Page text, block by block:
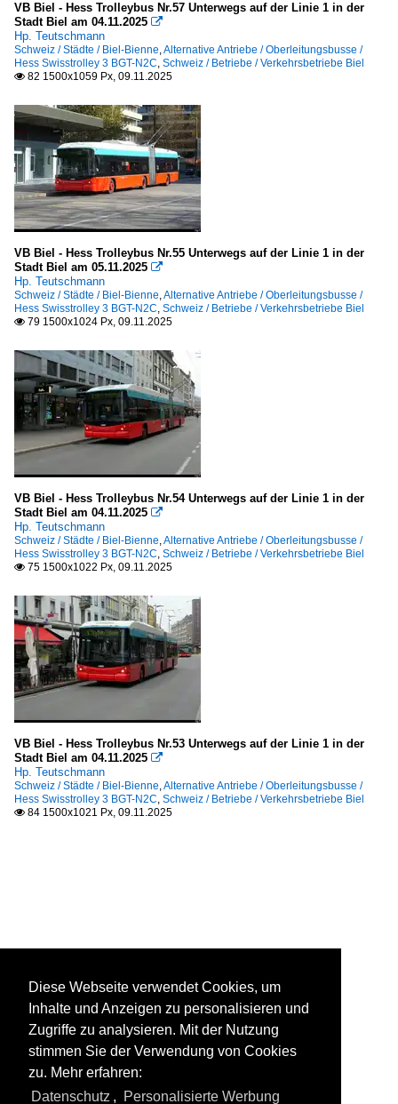
VB Biel - Hess Trolleybus Nr.57 Unterwegs auf der Linie 1 in der
Stadt Biel am 04.11.2025 
Hp. Teutschmann
Schweiz / Städte / Biel-Bienne,Alternative Antriebe / Oberleitungsbusse /
Hess Swisstrolley 3 BGT-N2C, Schweiz / Betriebe / Verkehrsbetriebe Biel
 82 1500x1059 Px, 09.11.2025
VB Biel - Hess Trolleybus Nr.55 Unterwegs auf der Linie 1 in der
Stadt Biel am 05.11.2025 
Hp. Teutschmann
Schweiz / Städte / Biel-Bienne,Alternative Antriebe / Oberleitungsbusse /
Hess Swisstrolley 3 BGT-N2C, Schweiz / Betriebe / Verkehrsbetriebe Biel
 79 1500x1024 Px, 09.11.2025
VB Biel - Hess Trolleybus Nr.54 Unterwegs auf der Linie 1 in der
Stadt Biel am 04.11.2025 
Hp. Teutschmann
Schweiz / Städte / Biel-Bienne,Alternative Antriebe / Oberleitungsbusse /
Hess Swisstrolley 3 BGT-N2C, Schweiz / Betriebe / Verkehrsbetriebe Biel
 75 1500x1022 Px, 09.11.2025
VB Biel - Hess Trolleybus Nr.53 Unterwegs auf der Linie 1 in der
Stadt Biel am 04.11.2025 
Hp. Teutschmann
Schweiz / Städte / Biel-Bienne,Alternative Antriebe / Oberleitungsbusse /
Hess Swisstrolley 3 BGT-N2C, Schweiz / Betriebe / Verkehrsbetriebe Biel
 84 1500x1021 Px, 09.11.2025
Diese Webseite verwendet Cookies, um
Inhalte und Anzeigen zu personalisieren und
Zugriffe zu analysieren. Mit der Nutzung
stimmen Sie der Verwendung von Cookies
zu. Mehr erfahren:
Datenschutz , Personalisierte Werbung